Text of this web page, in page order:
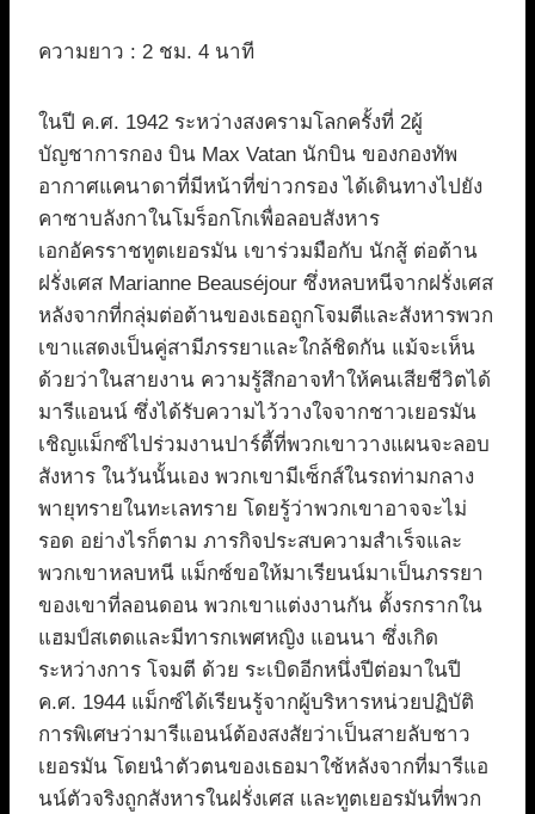
ความยาว : 2 ชม. 4 นาที
ในปี ค.ศ. 1942 ระหว่างสงครามโลกครั้งที่ 2ผู้
บัญชาการกอง บิน Max Vatan นักบิน ของกองทัพ
อากาศแคนาดาที่มีหน้าที่ข่าวกรอง ได้เดินทางไปยัง
คาซาบลังกาในโมร็อกโกเพื่อลอบสังหาร
เอกอัครราชทูตเยอรมัน เขาร่วมมือกับ นักสู้ ต่อต้าน
ฝรั่งเศส Marianne Beauséjour ซึ่งหลบหนีจากฝรั่งเศส
หลังจากที่กลุ่มต่อต้านของเธอถูกโจมตีและสังหารพวก
เขาแสดงเป็นคู่สามีภรรยาและใกล้ชิดกัน แม้จะเห็น
ด้วยว่าในสายงาน ความรู้สึกอาจทำให้คนเสียชีวิตได้
มารีแอนน์ ซึ่งได้รับความไว้วางใจจากชาวเยอรมัน
เชิญแม็กซ์ไปร่วมงานปาร์ตี้ที่พวกเขาวางแผนจะลอบ
สังหาร ในวันนั้นเอง พวกเขามีเซ็กส์ในรถท่ามกลาง
พายุทรายในทะเลทราย โดยรู้ว่าพวกเขาอาจจะไม่
รอด อย่างไรก็ตาม ภารกิจประสบความสำเร็จและ
พวกเขาหลบหนี แม็กซ์ขอให้มาเรียนน์มาเป็นภรรยา
ของเขาที่ลอนดอน พวกเขาแต่งงานกัน ตั้งรกรากใน
แฮมป์สเตดและมีทารกเพศหญิง แอนนา ซึ่งเกิด
ระหว่างการ โจมตี ด้วย ระเบิดอีกหนึ่งปีต่อมาในปี
ค.ศ. 1944 แม็กซ์ได้เรียนรู้จากผู้บริหารหน่วยปฏิบัติ
การพิเศษว่ามารีแอนน์ต้องสงสัยว่าเป็นสายลับชาว
เยอรมัน โดยนำตัวตนของเธอมาใช้หลังจากที่มารีแอ
นน์ตัวจริงถูกสังหารในฝรั่งเศส และทูตเยอรมันที่พวก